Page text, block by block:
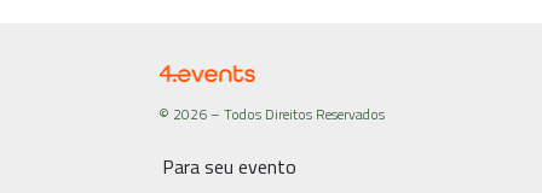
© 2026 – Todos Direitos Reservados
Para seu evento